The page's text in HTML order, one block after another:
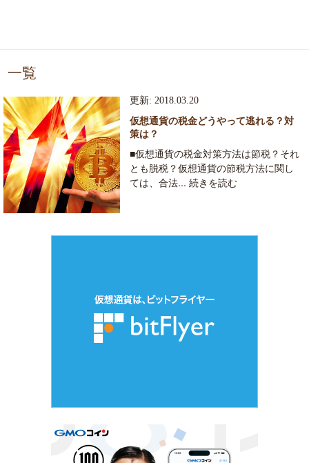
一覧
更新: 2018.03.20
仮想通貨の税金どうやって逃れる？対
策は？
■仮想通貨の税金対策方法は節税？それ
とも脱税？仮想通貨の節税方法に関し
ては、合法... 続きを読む